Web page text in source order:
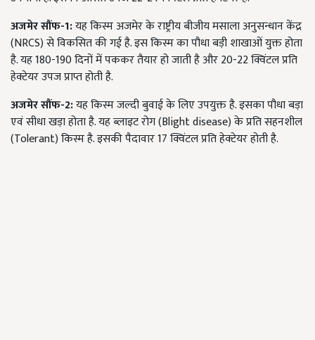
अजमेर सौंफ-1:यह किस्म अजमेर के राष्ट्रीय बीजीय मसाला अनुसन्धान केंद्र
(NRCS) से विकसित की गई है. इस किस्म का पौधा बड़ी शाखाओं युक्त होता
है. यह 180-190 दिनों में पककर तैयार हो जाती है और 20-22 क्विंटल प्रति
हेक्टेयर उपज प्राप्त होती है.
अजमेर सौंफ-2:यह किस्म जल्दी बुवाई के लिए उपयुक्त है. इसका पौधा बड़ा
एवं सीधा खड़ा होता है. यह ब्लाइट रोग (Blight disease) के प्रति सहनशील
(Tolerant) किस्म है. इसकी पैदावार 17 क्विंटल प्रति हेक्टेयर होती है.